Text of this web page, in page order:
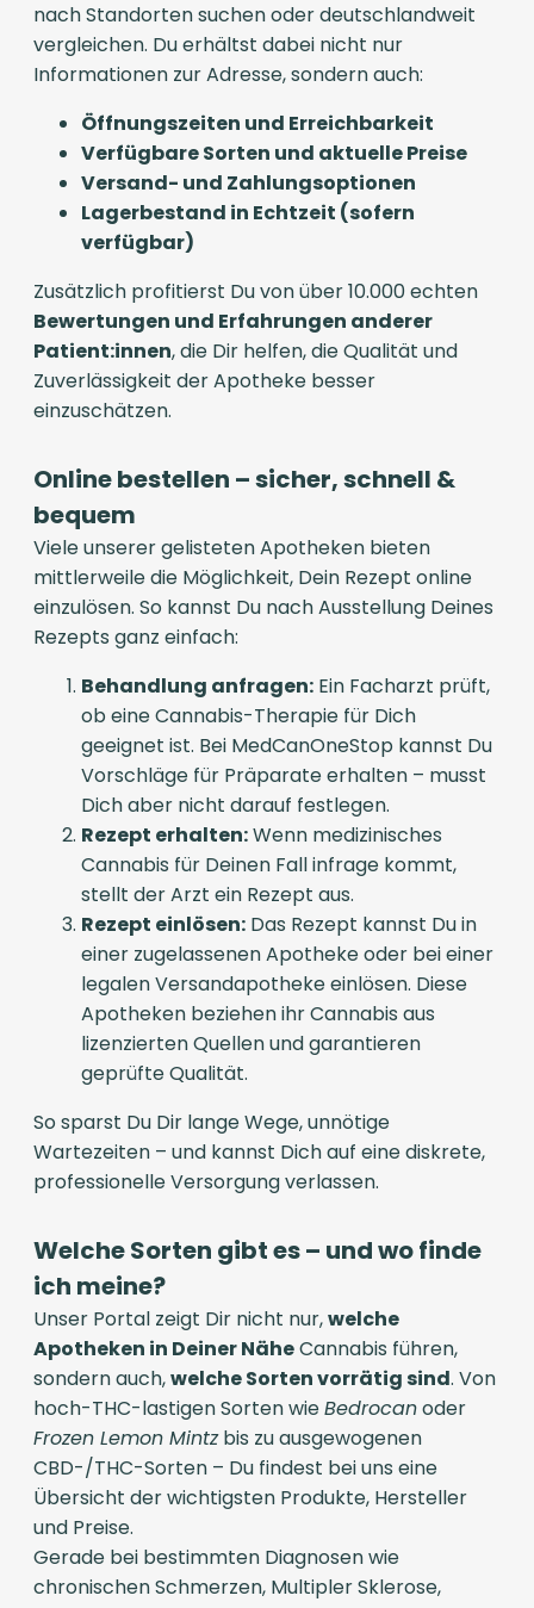
nach Standorten suchen oder deutschlandweit
vergleichen. Du erhältst dabei nicht nur
Informationen zur Adresse, sondern auch:
Öffnungszeiten und Erreichbarkeit
Verfügbare Sorten und aktuelle Preise
Versand- und Zahlungsoptionen
Lagerbestand in Echtzeit (sofern
verfügbar)
Zusätzlich profitierst Du von über 10.000 echten
Bewertungen und Erfahrungen anderer
Patient:innen, die Dir helfen, die Qualität und
Zuverlässigkeit der Apotheke besser
einzuschätzen.
Online bestellen – sicher, schnell &
bequem
Viele unserer gelisteten Apotheken bieten
mittlerweile die Möglichkeit, Dein Rezept online
einzulösen. So kannst Du nach Ausstellung Deines
Rezepts ganz einfach:
Behandlung anfragen: Ein Facharzt prüft,
ob eine Cannabis-Therapie für Dich
geeignet ist. Bei MedCanOneStop kannst Du
Vorschläge für Präparate erhalten – musst
Dich aber nicht darauf festlegen.
Rezept erhalten:Wenn medizinisches
Cannabis für Deinen Fall infrage kommt,
stellt der Arzt ein Rezept aus.
Rezept einlösen: Das Rezept kannst Du in
einer zugelassenen Apotheke oder bei einer
legalen Versandapotheke einlösen. Diese
Apotheken beziehen ihr Cannabis aus
lizenzierten Quellen und garantieren
geprüfte Qualität.
So sparst Du Dir lange Wege, unnötige
Wartezeiten – und kannst Dich auf eine diskrete,
professionelle Versorgung verlassen.
Welche Sorten gibt es – und wo finde
ich meine?
Unser Portal zeigt Dir nicht nur,welche
Apotheken in Deiner NäheCannabis führen,
sondern auch,welche Sorten vorrätig sind. Von
hoch-THC-lastigen Sorten wieBedrocanoder
Frozen Lemon Mintzbis zu ausgewogenen
CBD-/THC-Sorten – Du findest bei uns eine
Übersicht der wichtigsten Produkte, Hersteller
und Preise.
Gerade bei bestimmten Diagnosen wie
chronischen Schmerzen, Multipler Sklerose,